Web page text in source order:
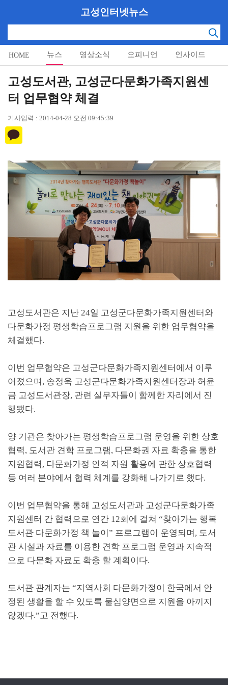
고성인터넷뉴스
HOME 뉴스 영상소식 오피니언 인사이드
알림마당
고성도서관, 고성군다문화가족지원센
터 업무협약 체결
기사입력 : 2014-04-28 오전 09:45:39
고성도서관은 지난 24일 고성군다문화가족지원센터와
다문화가정 평생학습프로그램 지원을 위한 업무협약을
체결했다.
이번 업무협약은 고성군다문화가족지원센터에서 이루
어졌으며 , 송정욱 고성군다문화가족지원센터장과 허윤
금 고성도서관장, 관련 실무자들이 함께한 자리에서 진
행됐다.
양 기관은 찾아가는 평생학습프로그램 운영을 위한 상호
협력, 도서관 견학 프로그램, 다문화권 자료 확충을 통한
지원협력, 다문화가정 인적 자원 활용에 관한 상호협력
등 여러 분야에서 협력 체계를 강화해 나가기로 했다.
이번 업무협약을 통해 고성도서관과 고성군다문화가족
지원센터 간 협력으로 연간 12회에 걸쳐 “찾아가는 행복
도서관 다문화가정 책 놀이” 프로그램이 운영되며 , 도서
관 시설과 자료를 이용한 견학 프로그램 운영과 지속적
으로 다문화 자료도 확충 할 계획이다.
도서관 관계자는 “지역사회 다문화가정이 한국에서 안
정된 생활을 할 수 있도록 물심양면으로 지원을 아끼지
않겠다.”고 전했다.